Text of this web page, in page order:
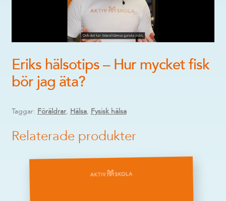
Eriks hälsotips – Hur mycket fisk
bör jag äta?
Taggar: Föräldrar, Hälsa, Fysisk hälsa
Relaterade produkter